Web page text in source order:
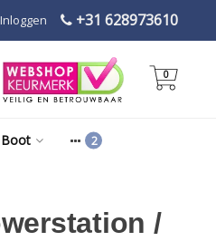
+31 628973610
Inloggen
0
Boot
/